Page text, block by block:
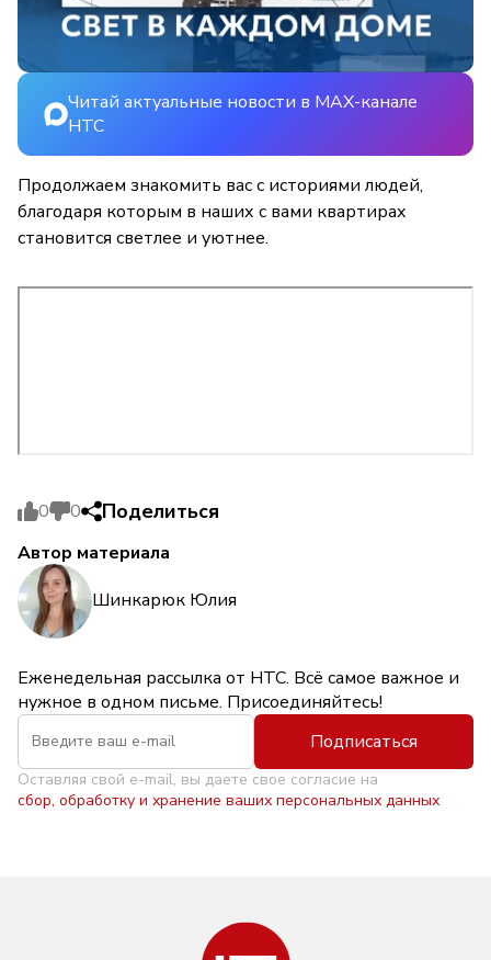
Читай актуальные новости в MAX-канале
НТС
Продолжаем знакомить вас с историями людей,
благодаря которым в наших с вами квартирах
становится светлее и уютнее.
0 0 Поделиться
Автор материала
Шинкарюк Юлия
Еженедельная рассылка от НТС. Всё самое важное и
нужное в одном письме. Присоединяйтесь!
Подписаться
Оставляя свой e-mail, вы даете свое согласие на
сбор, обработку и хранение ваших персональных данных